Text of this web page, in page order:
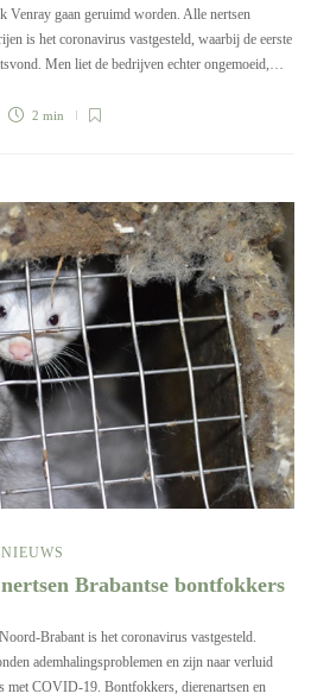
Venray gaan geruimd worden. Alle nertsen
is het coronavirus vastgesteld, waarbij de eerste
Men liet de bedrijven echter ongemoeid,…
2 min
NIEUWS
Brabantse bontfokkers
Brabant is het coronavirus vastgesteld.
ademhalingsproblemen en zijn naar verluid
met COVID-19. Bontfokkers, dierenartsen en